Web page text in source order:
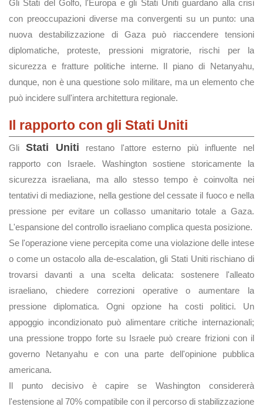
Gli Stati del Golfo, l'Europa e gli Stati Uniti guardano alla crisi
con preoccupazioni diverse ma convergenti su un punto: una
nuova destabilizzazione di Gaza può riaccendere tensioni
diplomatiche, proteste, pressioni migratorie, rischi per la
sicurezza e fratture politiche interne. Il piano di Netanyahu,
dunque, non è una questione solo militare, ma un elemento che
può incidere sull'intera architettura regionale.
Il rapporto con gli Stati Uniti
Gli Stati Uniti restano l'attore esterno più influente nel
rapporto con Israele. Washington sostiene storicamente la
sicurezza israeliana, ma allo stesso tempo è coinvolta nei
tentativi di mediazione, nella gestione del cessate il fuoco e nella
pressione per evitare un collasso umanitario totale a Gaza.
L'espansione del controllo israeliano complica questa posizione.
Se l'operazione viene percepita come una violazione delle intese
o come un ostacolo alla de-escalation, gli Stati Uniti rischiano di
trovarsi davanti a una scelta delicata: sostenere l'alleato
israeliano, chiedere correzioni operative o aumentare la
pressione diplomatica. Ogni opzione ha costi politici. Un
appoggio incondizionato può alimentare critiche internazionali;
una pressione troppo forte su Israele può creare frizioni con il
governo Netanyahu e con una parte dell'opinione pubblica
americana.
Il punto decisivo è capire se Washington considererà
l'estensione al 70% compatibile con il percorso di stabilizzazione